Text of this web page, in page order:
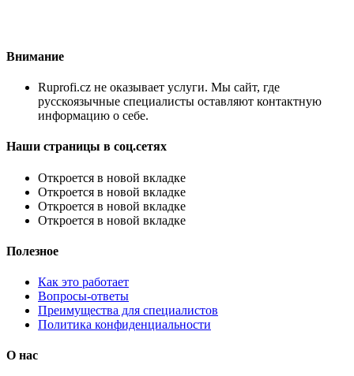
Внимание
Ruprofi.cz не оказывает услуги. Мы сайт, где
русскоязычные специалисты оставляют контактную
информацию о себе.
Наши страницы в соц.сетях
Откроется в новой вкладке
Откроется в новой вкладке
Откроется в новой вкладке
Откроется в новой вкладке
Полезное
Как это работает
Вопросы-ответы
Преимущества для специалистов
Политика конфиденциальности
О нас